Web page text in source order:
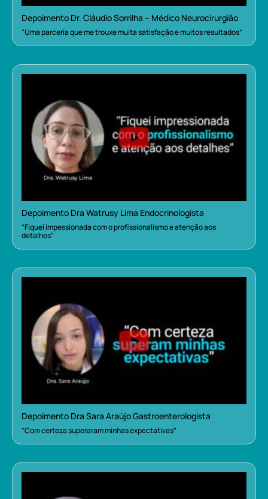
Depoimento Dr. Cláudio Sorrilha – Médico Neurocirurgião
“Uma parceria que me trouxe muita satisfação e muitos resultados”
Depoimento Dra Watrusy Lima Endocrinologista
“Fiquei impessionada com o profissionalismo e atenção aos
detalhes”
Depoimento Dra Sara Araújo Gastroenterologista
“Com certeza superaram minhas expectativas”